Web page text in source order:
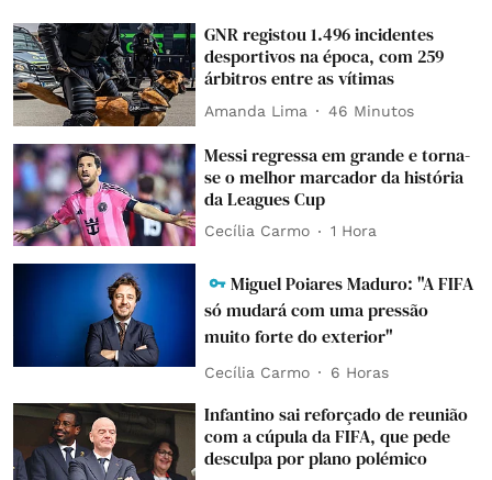
GNR registou 1.496 incidentes
desportivos na época, com 259
árbitros entre as vítimas
Amanda Lima 46 Minutos
Messi regressa em grande e torna-
se o melhor marcador da história
da Leagues Cup
Cecília Carmo 1 Hora
Miguel Poiares Maduro: "A FIFA
só mudará com uma pressão
muito forte do exterior"
Cecília Carmo 6 Horas
Infantino sai reforçado de reunião
com a cúpula da FIFA, que pede
desculpa por plano polémico